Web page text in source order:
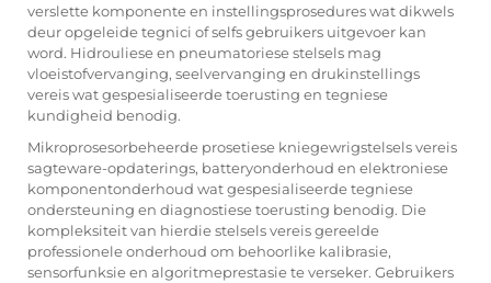
verslette komponente en instellingsprosedures wat dikwels
deur opgeleide tegnici of selfs gebruikers uitgevoer kan
word. Hidrouliese en pneumatoriese stelsels mag
vloeistofvervanging, seelvervanging en drukinstellings
vereis wat gespesialiseerde toerusting en tegniese
kundigheid benodig.
Mikroprosesorbeheerde prosetiese kniegewrigstelsels vereis
sagteware-opdaterings, batteryonderhoud en elektroniese
komponentonderhoud wat gespesialiseerde tegniese
ondersteuning en diagnostiese toerusting benodig. Die
kompleksiteit van hierdie stelsels vereis gereelde
professionele onderhoud om behoorlike kalibrasie,
sensorfunksie en algoritmeprestasie te verseker. Gebruikers